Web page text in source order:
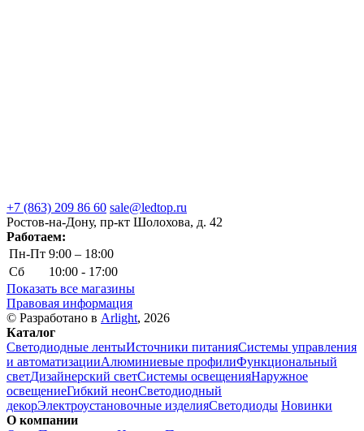
+7 (863) 209 86 60 sale@ledtop.ru
Ростов-на-Дону, пр-кт Шолохова, д. 42
Работаем:
Пн-Пт 9:00 – 18:00
Сб
10:00 - 17:00
Показать все магазины
Правовая информация
© Разработано в Arlight, 2026
Каталог
Светодиодные лентыИсточники питанияСистемы управления
и автоматизацииАлюминиевые профилиФункциональный
светДизайнерский светСистемы освещенияНаружное
освещениеГибкий неонСветодиодный
декорЭлектроустановочные изделияСветодиоды Новинки
О компании